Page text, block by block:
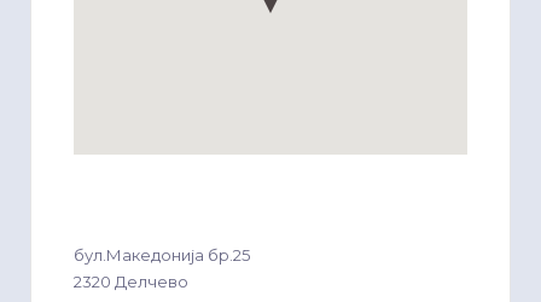
бул.Македонија бр.25
2320 Делчево